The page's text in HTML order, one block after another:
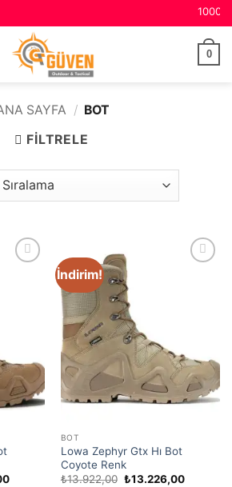
1000 ₺
0
SAYFA / BOT
FILTRELE
İndirim!
BOT
Lowa Zephyr Gtx Hı Bot
Coyote Renk
₺13.922,00 ₺13.226,00